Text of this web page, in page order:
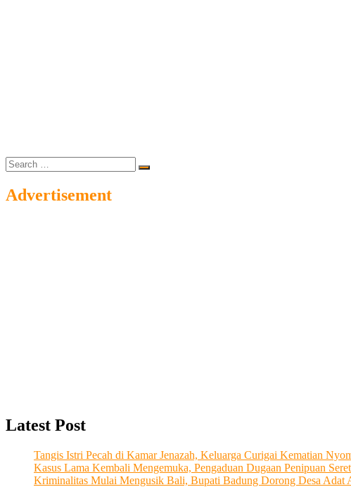
Search
…
Advertisement
Latest Post
Tangis Istri Pecah di Kamar Jenazah, Keluarga Curigai Kematian
Kasus Lama Kembali Mengemuka, Pengaduan Dugaan Penipuan
Kriminalitas Mulai Mengusik Bali, Bupati Badung Dorong Desa Adat